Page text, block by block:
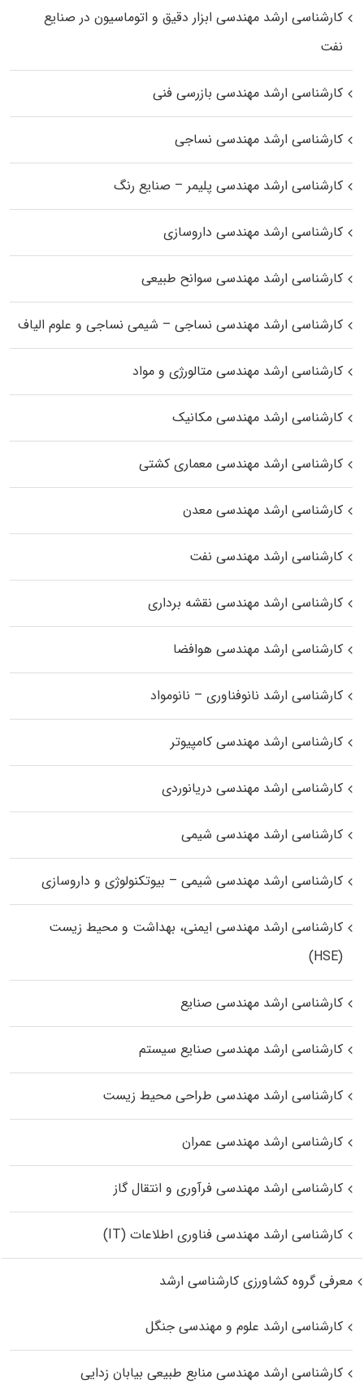
کارشناسی ارشد مهندسی ابزار دقیق و اتوماسیون در صنایع
نفت
کارشناسی ارشد مهندسی بازرسی فنی
کارشناسی ارشد مهندسی نساجی
کارشناسی ارشد مهندسی پلیمر – صنایع رنگ
کارشناسی ارشد مهندسی داروسازی
کارشناسی ارشد مهندسی سوانح طبیعی
کارشناسی ارشد مهندسی نساجی – شیمی نساجی و علوم الیاف
کارشناسی ارشد مهندسی متالورژی و مواد
کارشناسی ارشد مهندسی مکانیک
کارشناسی ارشد مهندسی معماری کشتی
کارشناسی ارشد مهندسی معدن
کارشناسی ارشد مهندسی نفت
کارشناسی ارشد مهندسی نقشه برداری
کارشناسی ارشد مهندسی هوافضا
کارشناسی ارشد نانوفناوری – نانومواد
کارشناسی ارشد مهندسی کامپیوتر
کارشناسی ارشد مهندسی دریانوردی
کارشناسی ارشد مهندسی شیمی
کارشناسی ارشد مهندسی شیمی – بیوتکنولوژی و داروسازی
کارشناسی ارشد مهندسی ایمنی، بهداشت و محیط زیست
(HSE)
کارشناسی ارشد مهندسی صنایع
کارشناسی ارشد مهندسی صنایع سیستم
کارشناسی ارشد مهندسی طراحی محیط زیست
کارشناسی ارشد مهندسی عمران
کارشناسی ارشد مهندسی فرآوری و انتقال گاز
کارشناسی ارشد مهندسی فناوری اطلاعات (IT)
معرفی گروه کشاورزی کارشناسی ارشد
کارشناسی ارشد علوم و مهندسی جنگل
کارشناسی ارشد مهندسی منابع طبیعی بیابان زدایی